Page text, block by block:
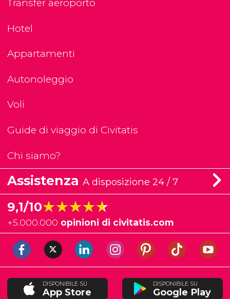
Transfer aeroporto
Hotel
Appartamenti
Autonoleggio
Voli
Guide di viaggio di Civitatis
Chi siamo?
Assistenza A disposizione 24 / 7
9,1/10★★★★★
★★★★★
+5.000.000 opinioni di civitatis.com
DISPONIBILE SU
App Store
DISPONIBILE SU
Google Play